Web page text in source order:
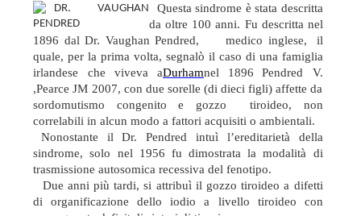
Questa sindrome è stata descritta
da oltre 100 anni. Fu descritta nel
1896 dal Dr. Vaughan Pendred, medico inglese,
il
quale, per la prima volta, segnalò il caso di una famiglia
irlandese che viveva aDurhamnel 1896
Pendred V.
,Pearce JM 2007, con due sorelle (di dieci figli) affette da
sordomutismo congenito e gozzo tiroideo, non
correlabili in alcun modo a fattori acquisiti o ambientali.
Nonostante il Dr. Pendred intuì l’ereditarietà della
sindrome, solo nel 1956 fu dimostrata la modalità di
trasmissione autosomica recessiva del fenotipo.
Due anni più tardi, si attribuì il gozzo tiroideo a difetti
di organificazione dello iodio a livello tiroideo con